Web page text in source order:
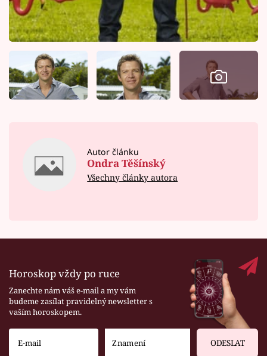
Autor článku
Ondra Těšínský
Všechny články autora
Horoskop vždy po ruce
Zanechte nám váš e-mail a my vám
budeme zasílat pravidelný newsletter s
vaším horoskopem.
ODESLAT